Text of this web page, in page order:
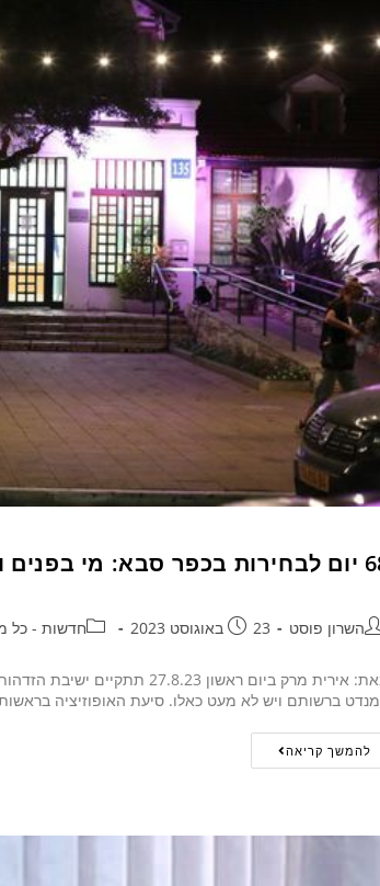
בפנים ומי בחוץ
השרון פוסט 23 באוגוסט 2023 חדשות - כל מה
מאת: אירית מרק ביום ראשון
ברשותם ויש לא מעט כאלו. סיעת האופוזיציה
להמשך קריאה